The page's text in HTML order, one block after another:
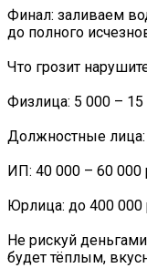
Финал: заливаем
до полного
Что грозит
Физлица: 5 000 – 15
Должностные лица:
ИП: 40 000 – 60 000
Юрлица: до 400 000
Не рискуй
будет тёплым,